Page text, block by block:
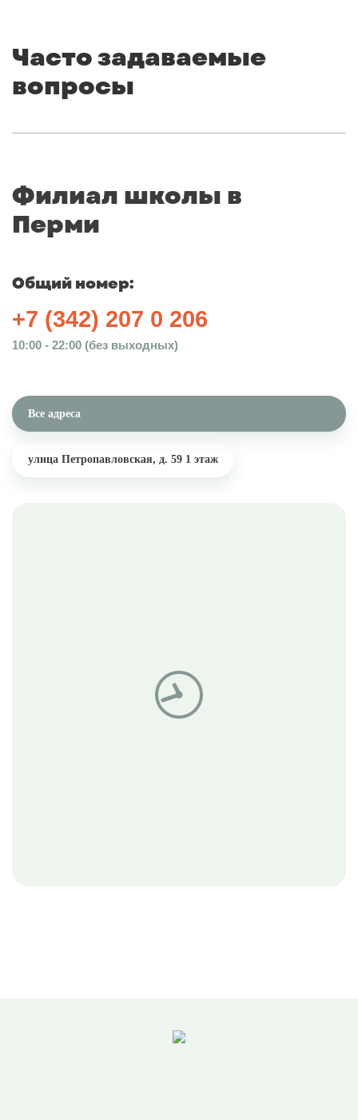
Часто задаваемые
вопросы
Филиал школы в
Перми
Общий номер:
+7 (342) 207 0 206
10:00 - 22:00 (без выходных)
Все адреса
улица Петропавловская, д. 59 1 этаж